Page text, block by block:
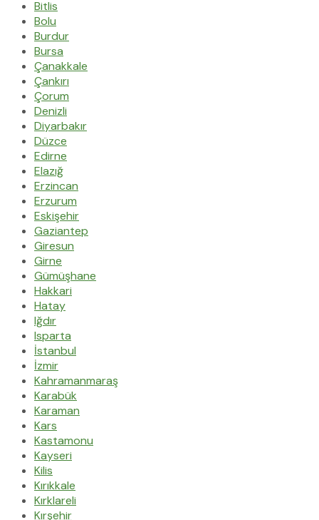
Bitlis
Bolu
Burdur
Bursa
Çanakkale
Çankırı
Çorum
Denizli
Diyarbakır
Düzce
Edirne
Elazığ
Erzincan
Erzurum
Eskişehir
Gaziantep
Giresun
Girne
Gümüşhane
Hakkari
Hatay
Iğdır
Isparta
İstanbul
İzmir
Kahramanmaraş
Karabük
Karaman
Kars
Kastamonu
Kayseri
Kilis
Kırıkkale
Kırklareli
Kırşehir